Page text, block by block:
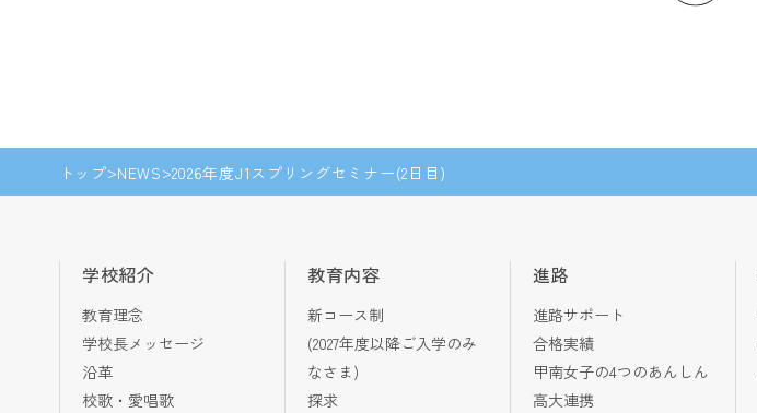
トップ NEWS 2026年度J1スプリングセミナー(2日目)
学校紹介
教育理念
学校長メッセージ
沿革
校歌・愛唱歌
教育内容
新コース制
(2027年度以降ご入学のみ
なさま)
探求
進路
進路サポート
合格実績
甲南女子の4つのあんしん
高大連携